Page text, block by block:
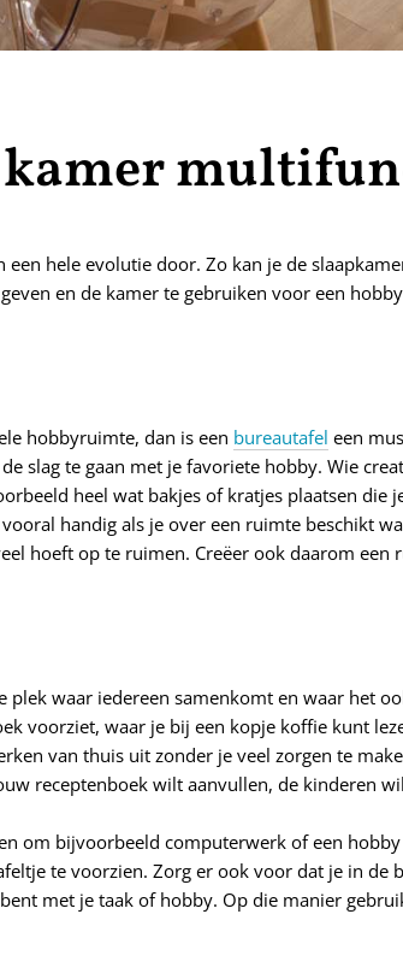
kamer
hele evolutie door. Zo kan je de
en de kamer te gebruiken voor een
hobbyruimte, dan is een bureautafel een
slag te gaan met je favoriete hobby. Wie
heel wat bakjes of kratjes plaatsen
handig als je over een ruimte beschikt
hoeft op te ruimen. Creëer ook daarom
plek waar iedereen samenkomt en waar het
voorziet, waar je bij een kopje koffie kunt
van thuis uit zonder je veel zorgen te
receptenboek wilt aanvullen, de kinderen
om bijvoorbeeld computerwerk of een
te voorzien. Zorg er ook voor dat je in
met je taak of hobby. Op die manier